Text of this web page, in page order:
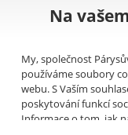
Na
My, společnost
používáme soubory
webu. S Vaším
poskytování funkcí
Informace o tom, jak